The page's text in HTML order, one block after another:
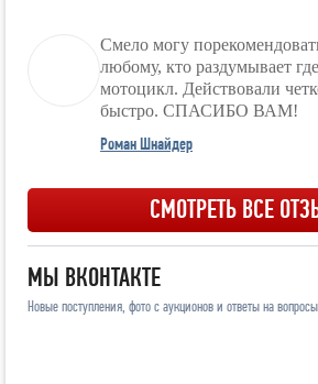
Смело могу
любому, кто раздумывает
мотоцикл. Действовали
быстро. СПАСИБО ВАМ!
Роман Шнайдер
СМОТРЕТЬ ВСЕ
МЫ ВКОНТАКТЕ
Новые поступления, фото с аукционов и ответы на